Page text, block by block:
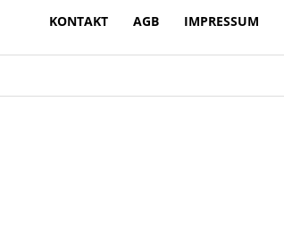
KONTAKT AGB IMPRESSUM